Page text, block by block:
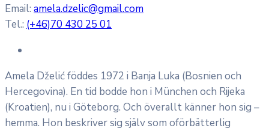
Email: amela.dzelic@gmail.com
Tel.: (+46)70 430 25 01
Amela Dželić föddes 1972 i Banja Luka (Bosnien och
Hercegovina). En tid bodde hon i München och Rijeka
(Kroatien), nu i Göteborg. Och överallt känner hon sig –
hemma. Hon beskriver sig själv som oförbätterlig